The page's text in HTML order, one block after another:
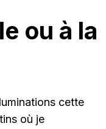
ou à la
cette
où je